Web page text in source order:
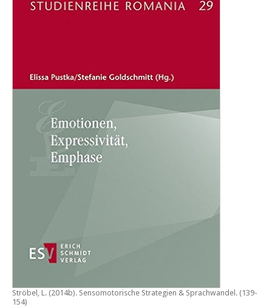
Ströbel, L. (2014b). Sensomotorische Strategien & Sprachwandel . (139-
154)